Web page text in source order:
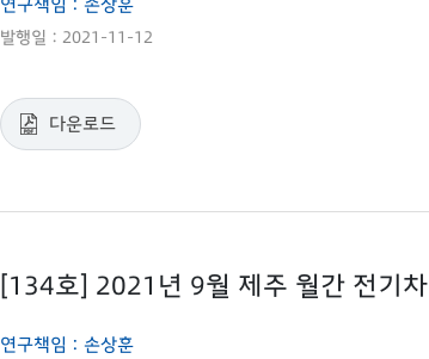
발행일 : 2021-11-12
다운로드
[134호] 2021년 9월 제주 월간 전기
연구책임 : 손상훈